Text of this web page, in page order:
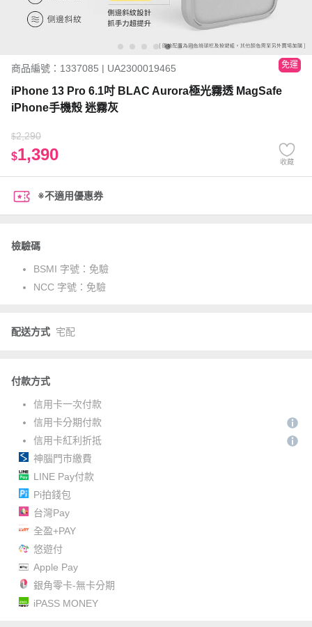
商品編號：1337085 | UA2300019465 免運
iPhone 13 Pro 6.1吋 BLAC Aurora極光霧透 MagSafe
iPhone手機殼 迷霧灰
$2,290
$1,390 收藏
※不適用優惠券
檢驗碼
BSMI 字號： 免驗
NCC 字號： 免驗
配送方式 宅配
付款方式
信用卡一次付款
信用卡分期付款
信用卡紅利折抵
神腦門市繳費
LINE Pay付款
Pi拍錢包
台灣Pay
全盈+PAY
悠遊付
Apple Pay
銀角零卡-無卡分期
iPASS MONEY